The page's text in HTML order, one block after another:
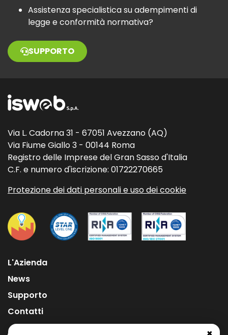
Assistenza specialistica su adempimenti di
legge e conformità normativa?
SUPPORTO
Via L. Cadorna 31 - 67051 Avezzano (AQ)
Via Fiume Giallo 3 - 00144 Roma
Registro delle Imprese del Gran Sasso d'Italia
C.F. e numero d'iscrizione: 01722270665
Protezione dei dati personali e uso dei cookie
L'Azienda
News
Supporto
Contatti